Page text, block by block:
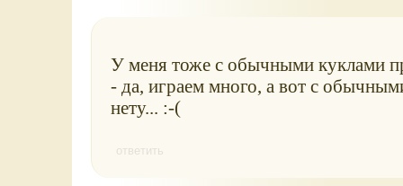
У меня тоже с обычными куклами
- да, играем много, а вот с
нету... :-(
ответить